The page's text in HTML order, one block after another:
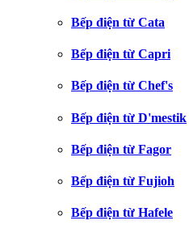
Bếp điện từ Cata
Bếp điện từ Capri
Bếp điện từ Chef's
Bếp điện từ D'mestik
Bếp điện từ Fagor
Bếp điện từ Fujioh
Bếp điện từ Hafele